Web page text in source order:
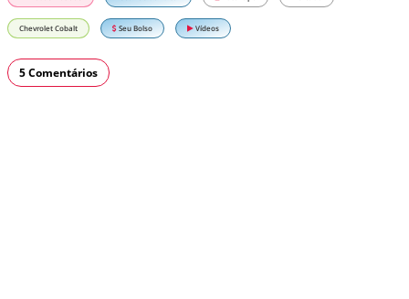
Chevrolet Cobalt Seu Bolso Vídeos
5 Comentários